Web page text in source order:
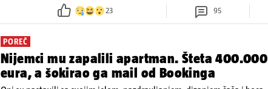
23 95
POREČ
Nijemci mu zapalili apartman. Šteta 400.000
eura, a šokirao ga mail od Bookinga